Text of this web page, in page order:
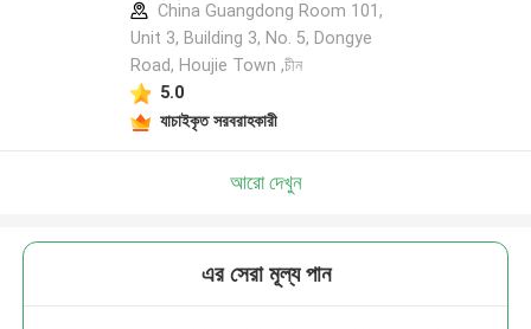
China Guangdong Room 101,
Unit 3, Building 3, No. 5, Dongye
Road, Houjie Town ,চীন
5.0
যাচাইকৃত সরবরাহকারী
আরো দেখুন
এর সেরা মূল্য পান